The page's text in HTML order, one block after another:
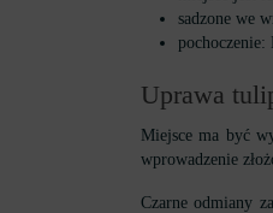
sadzone we
pochoczenie:
Uprawa
Miejsce ma być
wprowadzenie
Czarne odmiany